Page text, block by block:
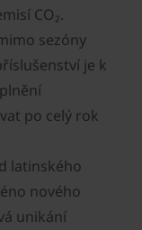
CO₂.
sezóny
je k
po celý rok
latinského
nového
unikání